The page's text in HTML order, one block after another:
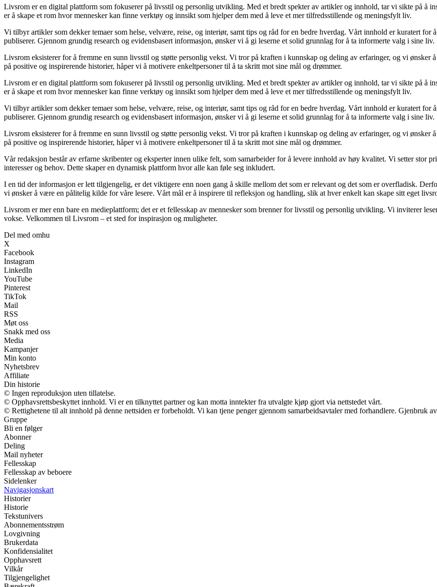
Livsrom er en digital plattform som fokuserer på livsstil og personlig utvikling. Med et bredt spekter av artikler og innhold, tar vi sikte på å
er å skape et rom hvor mennesker kan finne verktøy og innsikt som hjelper dem med å leve et mer tilfredsstillende og meningsfylt liv.
Vi tilbyr artikler som dekker temaer som helse, velvære, reise, og interiør, samt tips og råd for en bedre hverdag. Vårt innhold er kuratert for
publiserer. Gjennom grundig research og evidensbasert informasjon, ønsker vi å gi leserne et solid grunnlag for å ta informerte valg i sine liv.
Livsrom eksisterer for å fremme en sunn livsstil og støtte personlig vekst. Vi tror på kraften i kunnskap og deling av erfaringer, og vi ønsker
på positive og inspirerende historier, håper vi å motivere enkeltpersoner til å ta skritt mot sine mål og drømmer.
Livsrom er en digital plattform som fokuserer på livsstil og personlig utvikling. Med et bredt spekter av artikler og innhold, tar vi sikte på å
er å skape et rom hvor mennesker kan finne verktøy og innsikt som hjelper dem med å leve et mer tilfredsstillende og meningsfylt liv.
Vi tilbyr artikler som dekker temaer som helse, velvære, reise, og interiør, samt tips og råd for en bedre hverdag. Vårt innhold er kuratert for
publiserer. Gjennom grundig research og evidensbasert informasjon, ønsker vi å gi leserne et solid grunnlag for å ta informerte valg i sine liv.
Livsrom eksisterer for å fremme en sunn livsstil og støtte personlig vekst. Vi tror på kraften i kunnskap og deling av erfaringer, og vi ønsker
på positive og inspirerende historier, håper vi å motivere enkeltpersoner til å ta skritt mot sine mål og drømmer.
Vår redaksjon består av erfarne skribenter og eksperter innen ulike felt, som samarbeider for å levere innhold av høy kvalitet. Vi setter stor
interesser og behov. Dette skaper en dynamisk plattform hvor alle kan føle seg inkludert.
I en tid der informasjon er lett tilgjengelig, er det viktigere enn noen gang å skille mellom det som er relevant og det som er overfladisk.
vi ønsker å være en pålitelig kilde for våre lesere. Vårt mål er å inspirere til refleksjon og handling, slik at hver enkelt kan skape sitt eget
Livsrom er mer enn bare en medieplattform; det er et fellesskap av mennesker som brenner for livsstil og personlig utvikling. Vi inviterer
vokse. Velkommen til Livsrom – et sted for inspirasjon og muligheter.
Del med omhu
X
Facebook
Instagram
LinkedIn
YouTube
Pinterest
TikTok
Mail
RSS
Møt oss
Snakk med oss
Media
Kampanjer
Min konto
Nyhetsbrev
Affiliate
Din historie
© Ingen reproduksjon uten tillatelse.
© Opphavsrettsbeskyttet innhold. Vi er en tilknyttet partner og kan motta inntekter fra utvalgte kjøp gjort via nettstedet vårt.
© Rettighetene til alt innhold på denne nettsiden er forbeholdt. Vi kan tjene penger gjennom samarbeidsavtaler med forhandlere. Gjenbruk
Gruppe
Bli en følger
Abonner
Deling
Mail nyheter
Fellesskap
Fellesskap av beboere
Sidelenker
Navigasjonskart
Historier
Historie
Tekstunivers
Abonnementsstrøm
Lovgivning
Brukerdata
Konfidensialitet
Opphavsrett
Vilkår
Tilgjengelighet